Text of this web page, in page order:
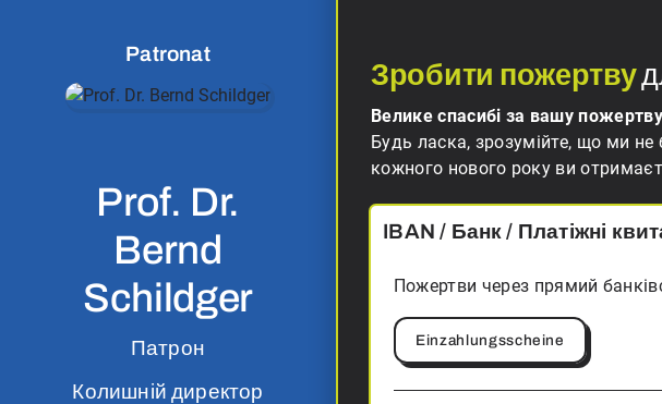
Patronat
Prof. Dr.
Bernd
Schildger
Патрон
Колишній директор
Зробити пожертву
Велике спасибі за вашу
Будь ласка, зрозумійте, що ми
кожного нового року ви
IBAN / Банк / Платіжні
Пожертви через прямий
Einzahlungsscheine